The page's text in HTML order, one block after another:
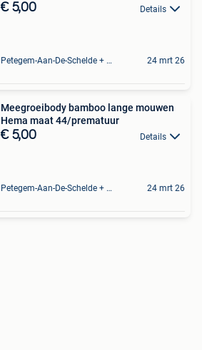
€ 5,00 Details
Petegem-Aan-De-Schelde + Deel Van Oudenaarde 24 mrt 26
Meegroeibody bamboo lange mouwen
Hema maat 44/prematuur
€ 5,00 Details
Petegem-Aan-De-Schelde + Deel Van Oudenaarde 24 mrt 26